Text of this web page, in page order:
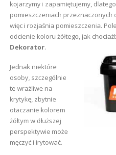
kojarzymy i zapamiętujemy,
pomieszczeniach przeznaczonych
więc i rozjaśnia pomieszczenia.
odcienie koloru żółtego, jak
Dekorator.
Jednak niektóre
osoby, szczególnie
te wrażliwe na
krytykę, zbytnie
otaczanie kolorem
żółtym w dłuższej
perspektywie może
męczyć i irytować.